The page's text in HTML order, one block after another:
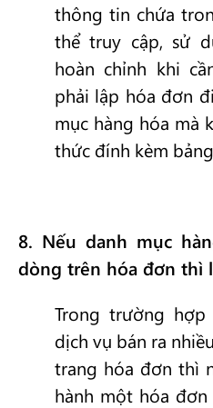
thông tin chứa
thể truy cập, sử
hoàn chỉnh khi
phải lập hóa đơn
mục hàng hóa mà
thức đính kèm
8. Nếu danh mục
dòng trên hóa đơn thì
Trong trường hợp
dịch vụ bán ra
trang hóa đơn thì
hành một hóa